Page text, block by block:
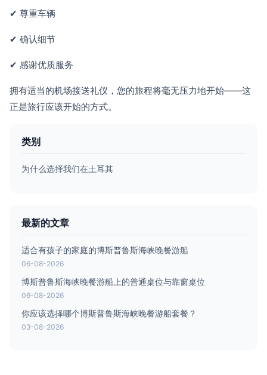
✔ 尊重车辆
✔ 确认细节
✔ 感谢优质服务
拥有适当的机场接送礼仪，您的旅程将毫无压力地开始——这
正是旅行应该开始的方式。
类别
为什么选择我们在土耳其
最新的文章
适合有孩子的家庭的博斯普鲁斯海峡晚餐游船
06-08-2026
博斯普鲁斯海峡晚餐游船上的普通桌位与靠窗桌位
06-08-2026
你应该选择哪个博斯普鲁斯海峡晚餐游船套餐？
03-08-2026